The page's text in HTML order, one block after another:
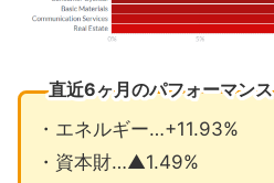
直近6ヶ月のパフォーマンス
・エネルギー…+11.93%
・資本財…▲1.49%